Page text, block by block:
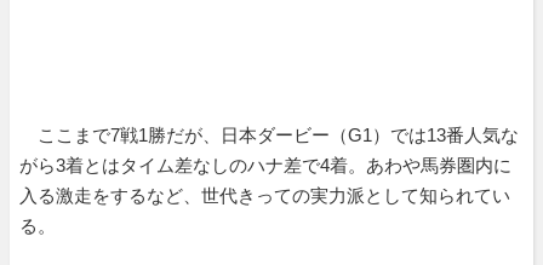
ここまで7戦1勝だが、日本ダービー（G1）では13番人気な
がら3着とはタイム差なしのハナ差で4着。あわや馬券圏内に
入る激走をするなど、世代きっての実力派として知られてい
る。